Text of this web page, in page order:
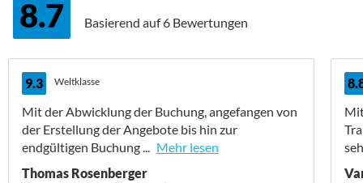
8.7 Basierend auf6 Bewertungen
9.3 Weltklasse
Mit der Abwicklung der Buchung, angefangen von
der Erstellung der Angebote bis hin zur
endgültigen Buchung ... Mehr lesen
Thomas Rosenberger